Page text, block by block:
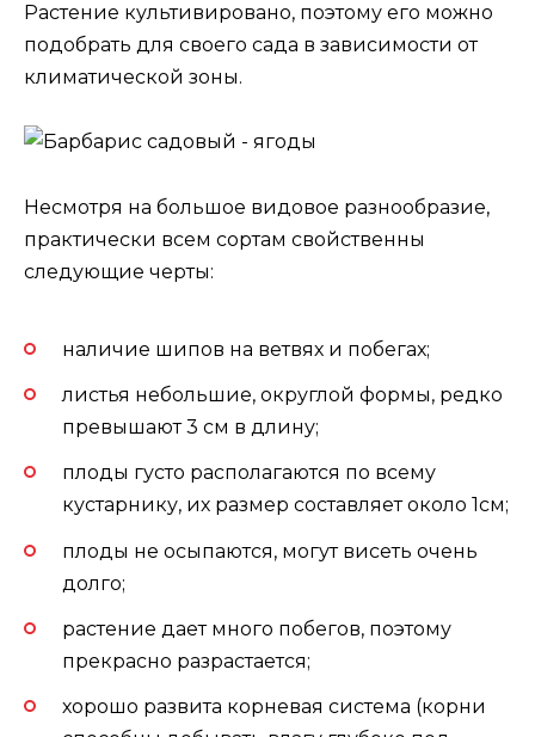
Растение культивировано, поэтому его можно
подобрать для своего сада в зависимости от
климатической зоны.
Несмотря на большое видовое разнообразие,
практически всем сортам свойственны
следующие черты:
наличие шипов на ветвях и побегах;
листья небольшие, округлой формы, редко
превышают 3 см в длину;
плоды густо располагаются по всему
кустарнику, их размер составляет около 1см;
плоды не осыпаются, могут висеть очень
долго;
растение дает много побегов, поэтому
прекрасно разрастается;
хорошо развита корневая система (корни